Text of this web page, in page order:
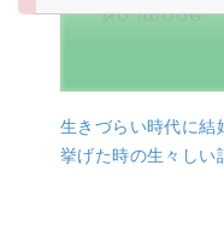
生きづらい時代に結
挙げた時の生々しい